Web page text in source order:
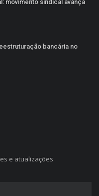
movimento sindical avança
bancária no
e atualizações